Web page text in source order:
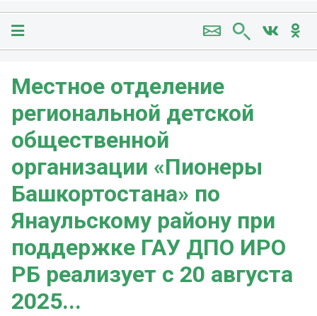
Местное отделение
региональной детской
общественной
организации «Пионеры
Башкортостана» по
Янаульскому району при
поддержке ГАУ ДПО ИРО
РБ реализует с 20 августа
2025...